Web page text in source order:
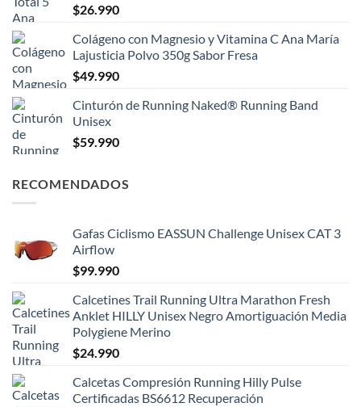
$26.990
Colágeno con Magnesio y Vitamina C Ana María
Lajusticia Polvo 350g Sabor Fresa
$49.990
Cinturón de Running Naked® Running Band
Unisex
$59.990
RECOMENDADOS
Gafas Ciclismo EASSUN Challenge Unisex CAT 3
Airflow
$99.990
Calcetines Trail Running Ultra Marathon Fresh
Anklet HILLY Unisex Negro Amortiguación Media
Polygiene Merino
$24.990
Calcetas Compresión Running Hilly Pulse
Certificadas BS6612 Recuperación